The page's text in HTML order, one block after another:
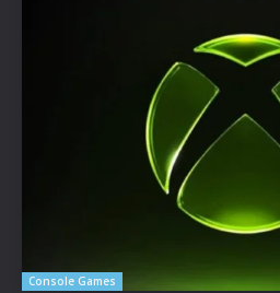
Console Games